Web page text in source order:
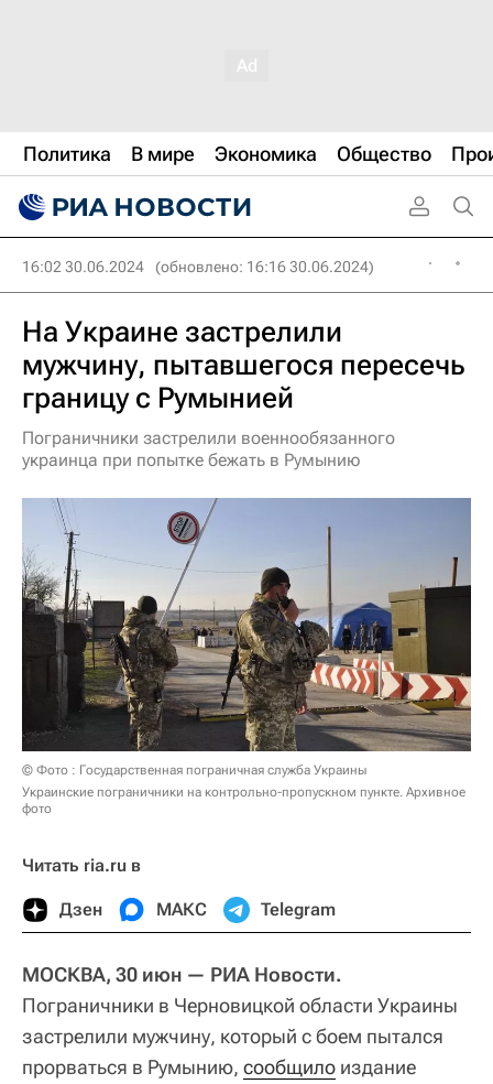
Политика В мире Экономика Общество
16:02 30.06.2024 (обновлено: 16:16 30.06.2024)
На Украине застрелили
мужчину, пытавшегося пересечь
границу с Румынией
Пограничники застрелили военнообязанного
украинца при попытке бежать в Румынию
© Фото : Государственная пограничная служба Украины
Украинские пограничники на контрольно-пропускном пункте. Архивное
фото
Читать ria.ru в
Дзен МАКС Telegram
МОСКВА, 30 июн — РИА Новости.
Пограничники в Черновицкой области Украины
застрелили мужчину, который с боем пытался
прорваться в Румынию, сообщило издание